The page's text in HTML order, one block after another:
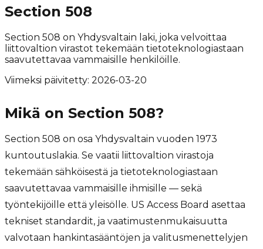
Section 508
Section 508 on Yhdysvaltain laki, joka velvoittaa
liittovaltion virastot tekemään tietoteknologiastaan
saavutettavaa vammaisille henkilöille.
Viimeksi päivitetty: 2026-03-20
Mikä on Section 508?
Section 508 on osa Yhdysvaltain vuoden 1973
kuntoutuslakia. Se vaatii liittovaltion virastoja
tekemään sähköisestä ja tietoteknologiastaan
saavutettavaa vammaisille ihmisille — sekä
työntekijöille että yleisölle. US Access Board asettaa
tekniset standardit, ja vaatimustenmukaisuutta
valvotaan hankintasääntöjen ja valitusmenettelyjen